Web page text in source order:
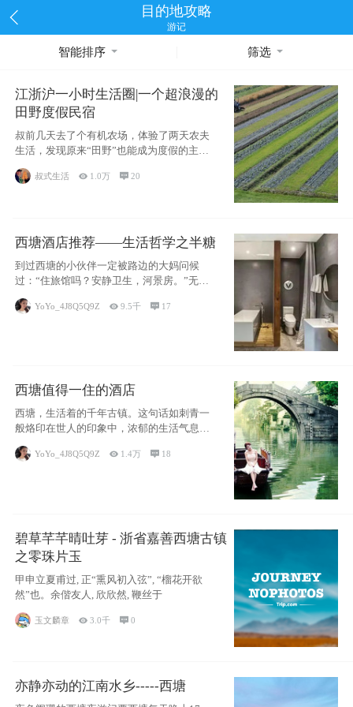
目的地攻略
游记
智能排序 筛选
江浙沪一小时生活圈|一个超浪漫的
田野度假民宿
叔前几天去了个有机农场，体验了两天农夫
生活，发现原来“田野”也能成为度假的主旋
律。江
叔式生活  1.0万 20
西塘酒店推荐——生活哲学之半糖
到过西塘的小伙伴一定被路边的大妈问候
过：“住旅馆吗？安静卫生，河景房。”无意
YoYo_4J8Q5Q9Z 9.5千  17
西塘值得一住的酒店
西塘，生活着的千年古镇。这句话如刺青一
般烙印在世人的印象中，浓郁的生活气息，
小桥流水
YoYo_4J8Q5Q9Z  1.4万  18
碧草芊芊晴吐芽 - 浙省嘉善西塘古镇
之零珠片玉
甲申立夏甫过, 正“熏风初入弦”, “榴花开欲
然”也。余偕友人, 欣欣然, 鞭丝于
玉文麟章  3.0千 0
亦静亦动的江南水乡-----西塘